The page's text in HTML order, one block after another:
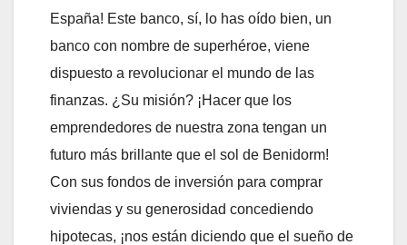
España! Este banco, sí, lo has oído bien, un
banco con nombre de superhéroe, viene
dispuesto a revolucionar el mundo de las
finanzas. ¿Su misión? ¡Hacer que los
emprendedores de nuestra zona tengan un
futuro más brillante que el sol de Benidorm!
Con sus fondos de inversión para comprar
viviendas y su generosidad concediendo
hipotecas, ¡nos están diciendo que el sueño de